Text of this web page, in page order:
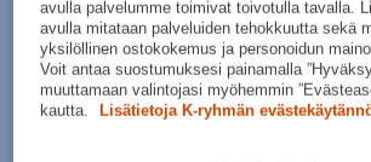
Lisätietoa
Värit:
avulla palvelumme toimivat toivotulla tavalla.
avulla mitataan palveluiden tehokkuutta sekä
yksilöllinen ostokokemus ja personoidun
Voit antaa suostumuksesi painamalla
muuttamaan valintojasi myöhemmin
kautta.
Lisätietoja K-ryhmän